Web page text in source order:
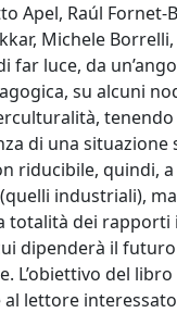
Apel, Raúl Fornet-
Michele
far luce, da
su alcuni
di una situazione
riducibile, quindi,
industriali),
totalità dei
dipenderà il futuro
L’obiettivo del
lettore